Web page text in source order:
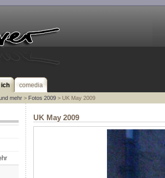
ich comedia
mehr> Fotos 2009> UK May 2009
UK May 2009